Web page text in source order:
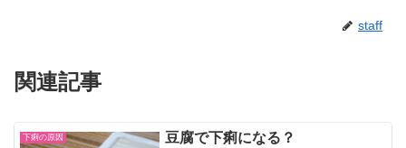
staff
関連記事
下痢の原因 豆腐で下痢になる？